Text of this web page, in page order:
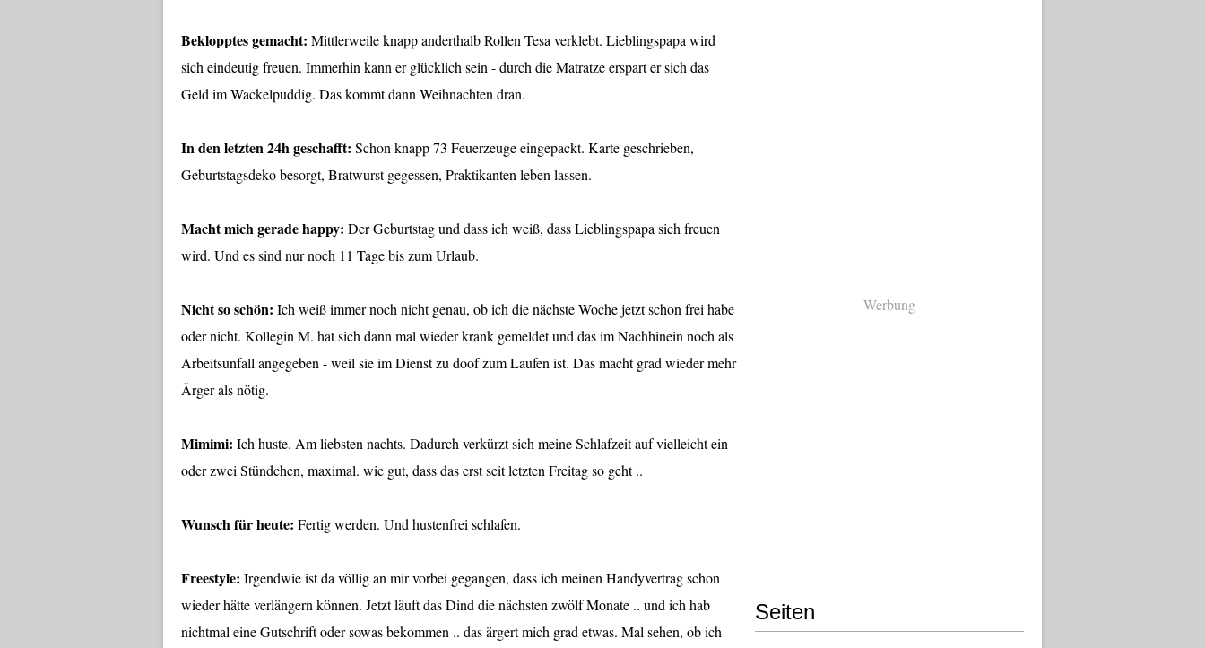
Beklopptes gemacht: Mittlerweile knapp anderthalb Rollen Tesa verklebt. Lieblingspapa wird
sich eindeutig freuen. Immerhin kann er glücklich sein - durch die Matratze erspart er sich das
Geld im Wackelpuddig. Das kommt dann Weihnachten dran.
In den letzten 24h geschafft: Schon knapp 73 Feuerzeuge eingepackt. Karte geschrieben,
Geburtstagsdeko besorgt, Bratwurst gegessen, Praktikanten leben lassen.
Macht mich gerade happy: Der Geburtstag und dass ich weiß, dass Lieblingspapa sich freuen
wird. Und es sind nur noch 11 Tage bis zum Urlaub.
Nicht so schön: Ich weiß immer noch nicht genau, ob ich die nächste Woche jetzt schon frei habe
oder nicht. Kollegin M. hat sich dann mal wieder krank gemeldet und das im Nachhinein noch als
Arbeitsunfall angegeben - weil sie im Dienst zu doof zum Laufen ist. Das macht grad wieder mehr
Ärger als nötig.
Mimimi: Ich huste. Am liebsten nachts. Dadurch verkürzt sich meine Schlafzeit auf vielleicht ein
oder zwei Stündchen, maximal. wie gut, dass das erst seit letzten Freitag so geht ..
Wunsch für heute: Fertig werden. Und hustenfrei schlafen.
Freestyle: Irgendwie ist da völlig an mir vorbei gegangen, dass ich meinen Handyvertrag schon
wieder hätte verlängern können. Jetzt läuft das Dind die nächsten zwölf Monate .. und ich hab
nichtmal eine Gutschrift oder sowas bekommen .. das ärgert mich grad etwas. Mal sehen, ob ich
Werbung
Seiten